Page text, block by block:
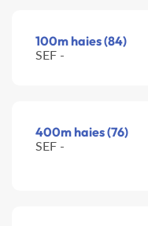
100m haies (84)
SEF -
400m haies (76)
SEF -